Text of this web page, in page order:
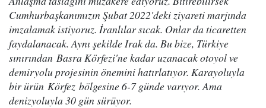
Cumhurbaşkanımızın Şubat 2022'deki ziyareti marjında
imzalamak istiyoruz. İranlılar sıcak. Onlar da ticaretten
faydalanacak. Aynı şekilde Irak da. Bu bize, Türkiye
sınırından Basra Körfezi'ne kadar uzanacak otoyol ve
demiryolu projesinin önemini hatırlatıyor. Karayoluyla
bir ürün Körfez bölgesine 6-7 günde varıyor. Ama
denizyoluyla 30 gün sürüyor.